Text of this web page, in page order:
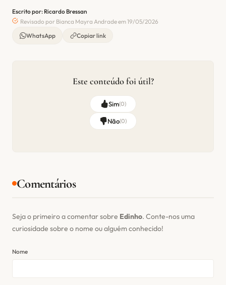
Escrito por: Ricardo Bressan
Revisado por Bianca Mayra Andrade em 19/05/2026
WhatsApp
Copiar link
Este conteúdo foi útil?
Sim(0)
Não(0)
Comentários
Seja o primeiro a comentar sobre Edinho. Conte-nos uma
curiosidade sobre o nome ou alguém conhecido!
Nome